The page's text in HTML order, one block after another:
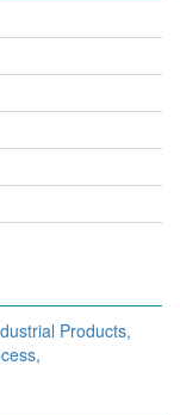
Products,